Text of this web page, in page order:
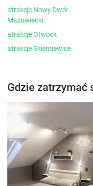
atrakcje Nowy Dwór
Mazowiecki
atrakcje Otwock
atrakcje Skierniewice
Gdzie zatrzymać